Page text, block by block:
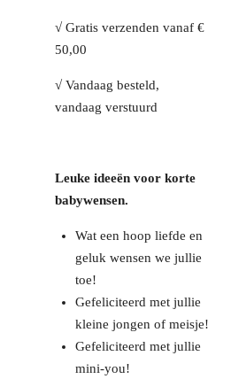
√ Gratis verzenden vanaf €
50,00
√ Vandaag besteld,
vandaag verstuurd
Leuke ideeën voor korte
babywensen.
Wat een hoop liefde en
geluk wensen we jullie
toe!
Gefeliciteerd met jullie
kleine jongen of meisje!
Gefeliciteerd met jullie
mini-you!